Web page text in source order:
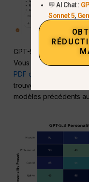
GPT-5.3 gère
Vous pouvez
PDF complexes
, et il
trouver des détails
modèles précédents
💬 AI Chat :
Sonnet 5,